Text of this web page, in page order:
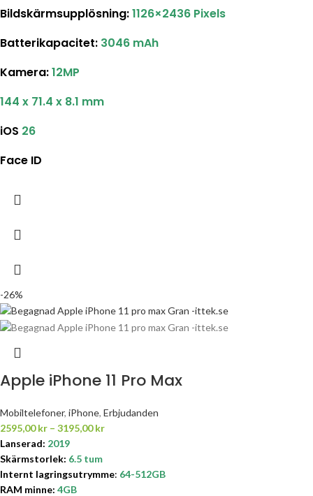
Bildskärmsupplösning:1126×2436 Pixels
Batterikapacitet: 3046 mAh
Kamera:12MP
144 x 71.4 x 8.1 mm
iOS 26
Face ID
-26%
Apple iPhone 11 Pro Max
Mobiltelefoner, iPhone, Erbjudanden
2595,00kr – 3195,00kr
Lanserad: 2019
Skärmstorlek: 6.5 tum
Internt lagringsutrymme: 64-512GB
RAM minne: 4GB